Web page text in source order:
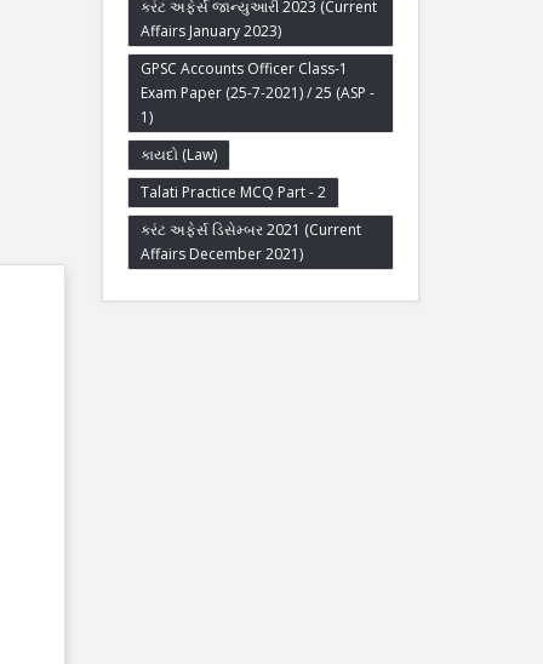
કરંટ અફેર્સ જાન્યુઆરી 2023 (Current
Affairs January 2023)
GPSC Accounts Officer Class-1
Exam Paper (25-7-2021) / 25 (ASP -
1)
કાયદો (Law)
Talati Practice MCQ Part - 2
કરંટ અફેર્સ ડિસેમ્બર 2021 (Current
Affairs December 2021)